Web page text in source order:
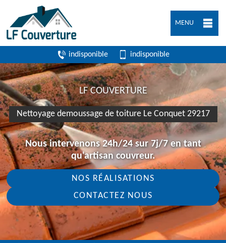
MENU
indisponible indisponible
LF COUVERTURE
Nettoyage demoussage de toiture Le Conquet 29217
Nous intervenons 24h/24 sur 7j/7 en tant
qu'artisan couvreur.
NOS RÉALISATIONS
CONTACTEZ NOUS